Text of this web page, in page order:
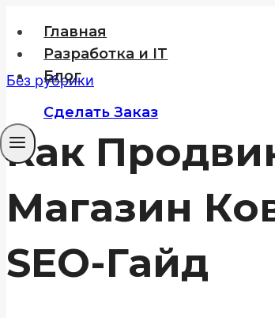
содержимому
Главная
Разработка и IT
Блог
Сделать Заказ
Без рубрики
Как
Магазин
SEO-Гайд